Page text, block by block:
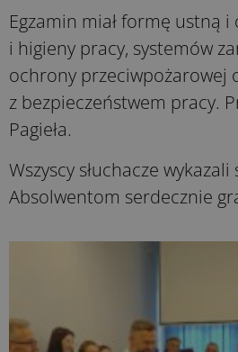
Egzamin miał formę ustną
i higieny pracy, systemów
ochrony przeciwpożarowej
z bezpieczeństwem pracy.
Pagieła.
Wszyscy słuchacze
Absolwentom serdecznie